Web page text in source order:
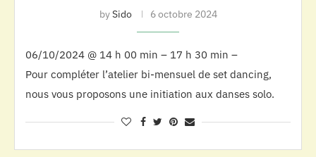
bySido 6 octobre 2024
06/10/2024 @ 14 h 00 min – 17 h 30 min –
Pour compléter l’atelier bi-mensuel de set dancing,
nous vous proposons une initiation aux danses solo.